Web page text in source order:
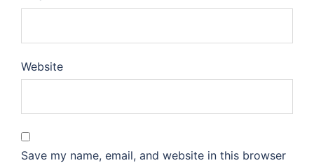
Website
Save my name, email, and website in this browser